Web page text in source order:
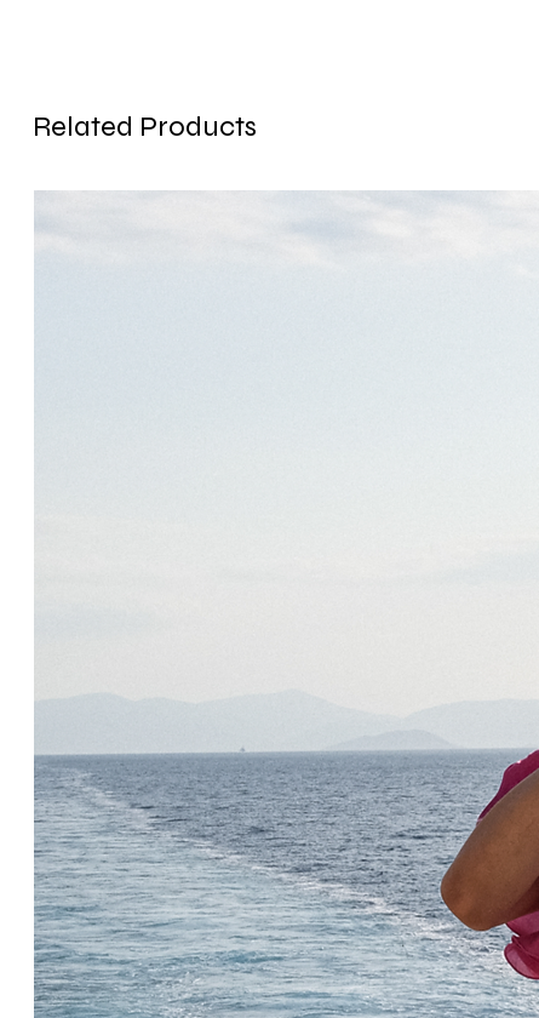
Related Products